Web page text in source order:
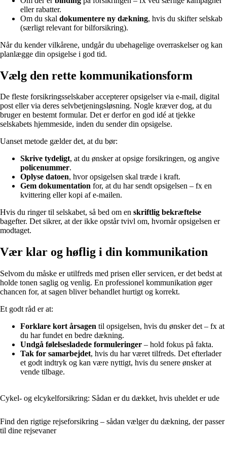
eller rabatter.
Om du skal dokumentere ny dækning, hvis du skifter selskab
(særligt relevant for bilforsikring).
Når du kender vilkårene, undgår du ubehagelige overraskelser og kan
planlægge din opsigelse i god tid.
Vælg den rette kommunikationsform
De fleste forsikringsselskaber accepterer opsigelser via e-mail, digital
post eller via deres selvbetjeningsløsning. Nogle kræver dog, at du
bruger en bestemt formular. Det er derfor en god idé at tjekke
selskabets hjemmeside, inden du sender din opsigelse.
Uanset metode gælder det, at du bør:
Skrive tydeligt, at du ønsker at opsige forsikringen, og angive
policenummer.
Oplyse datoen, hvor opsigelsen skal træde i kraft.
Gem dokumentation for, at du har sendt opsigelsen – fx en
kvittering eller kopi af e-mailen.
Hvis du ringer til selskabet, så bed om en skriftlig bekræftelse
bagefter. Det sikrer, at der ikke opstår tvivl om, hvornår opsigelsen er
modtaget.
Vær klar og høflig i din kommunikation
Selvom du måske er utilfreds med prisen eller servicen, er det bedst at
holde tonen saglig og venlig. En professionel kommunikation øger
chancen for, at sagen bliver behandlet hurtigt og korrekt.
Et godt råd er at:
Forklare kort årsagen til opsigelsen, hvis du ønsker det – fx at
du har fundet en bedre dækning.
Undgå følelsesladede formuleringer – hold fokus på fakta.
Tak for samarbejdet, hvis du har været tilfreds. Det efterlader
et godt indtryk og kan være nyttigt, hvis du senere ønsker at
vende tilbage.
Cykel- og elcykelforsikring: Sådan er du dækket, hvis uheldet er ude
Find den rigtige rejseforsikring – sådan vælger du dækning, der passer
til dine rejsevaner